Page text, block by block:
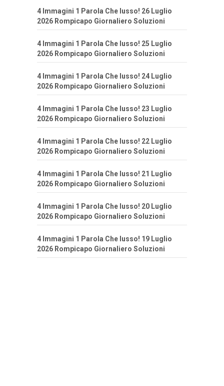
4 Immagini 1 Parola Che lusso! 26 Luglio
2026 Rompicapo Giornaliero Soluzioni
4 Immagini 1 Parola Che lusso! 25 Luglio
2026 Rompicapo Giornaliero Soluzioni
4 Immagini 1 Parola Che lusso! 24 Luglio
2026 Rompicapo Giornaliero Soluzioni
4 Immagini 1 Parola Che lusso! 23 Luglio
2026 Rompicapo Giornaliero Soluzioni
4 Immagini 1 Parola Che lusso! 22 Luglio
2026 Rompicapo Giornaliero Soluzioni
4 Immagini 1 Parola Che lusso! 21 Luglio
2026 Rompicapo Giornaliero Soluzioni
4 Immagini 1 Parola Che lusso! 20 Luglio
2026 Rompicapo Giornaliero Soluzioni
4 Immagini 1 Parola Che lusso! 19 Luglio
2026 Rompicapo Giornaliero Soluzioni